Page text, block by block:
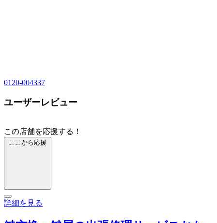
0120-004337
ユーザーレビュー
この店舗を応援する！
ここから応援
詳細を見る